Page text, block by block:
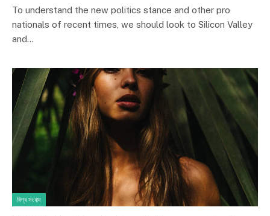
To understand the new politics stance and other pro
nationals of recent times, we should look to Silicon Valley
and…
বিশ্ব সংবাদ